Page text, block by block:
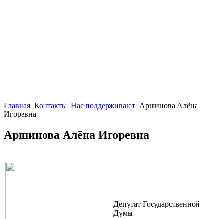
Главная Контакты Нас поддерживают Аршинова Алёна
Игоревна
Аршинова Алёна Игоревна
Депутат Государственной
Думы